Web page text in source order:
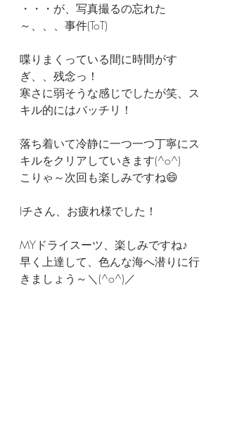
・・・が、写真撮るの忘れた
～、、、事件(ToT)
喋りまくっている間に時間がす
ぎ、、残念っ！
寒さに弱そうな感じでしたが笑、ス
キル的にはバッチリ！
落ち着いて冷静に一つ一つ丁寧にス
キルをクリアしていきます(^o^)
こりゃ～次回も楽しみですね😄
Iチさん、お疲れ様でした！
MYドライスーツ、楽しみですね♪
早く上達して、色んな海へ潜りに行
きましょう～＼(^o^)／